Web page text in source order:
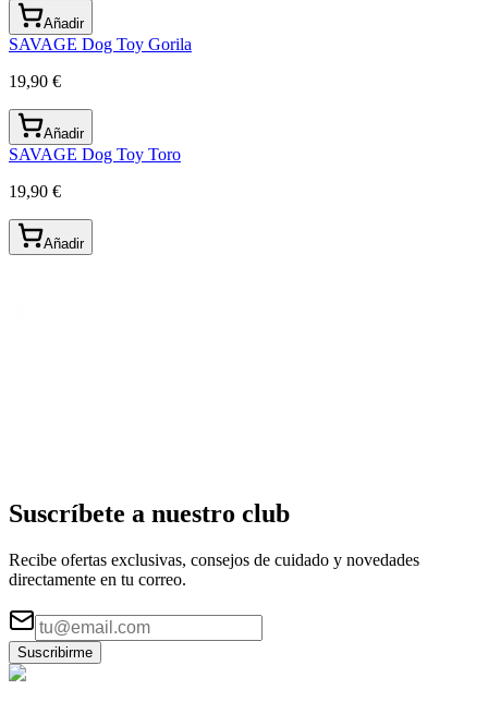
Añadir
SAVAGE Dog Toy Gorila
19,90 €
Añadir
SAVAGE Dog Toy Toro
19,90 €
Añadir
Suscríbete a nuestro club
Recibe ofertas exclusivas, consejos de cuidado y novedades
directamente en tu correo.
Suscribirme